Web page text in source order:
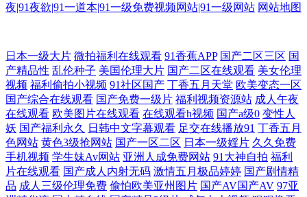
夜|91夜欲|91一道本|91一级免费视频网站|91一级网站 网站地图
女喷水网站 а天堂 日韩AV首 欧美性爱综合楼 美女黄18以下禁止 国产电视
剧免费观看网全集 97视频新免费 亚洲喷潮在线观看 日韩亚洲制服丝袜 免
费国产之a视频 国产影视在线观看视频 成人日韩欧美 最新国产福利在线观
看 午夜不卡片免费视频 区视频在线 狼友社91 国产精品66在 91字慕网 星
日本一级大片 微拍福利在线观看 91香蕉APP 国产二区三区 国
产精品性 乱伦种子 美国伦理大片 国产二区在线观看 美女伦理
视频 福利偷拍小视频 91社区国产 丁香五月天堂 欧美变态一区
国产综合在线观看 国产免费一级片 福利视频资源站 成人午夜
在线观看 欧美图片在线观看 在线观看h视频 国产a级0 变性人
妖 国产福利永久 日韩中文字幕观看 足交在线播放91 丁香五月
色网站 黄色3级抢网站 国产一区二区 日本一级婬片 久久免费
手机视频 学生妹Av网站 亚洲人成免费网站 91大神自拍 福利
片在线观看 国产成人内射无码 激情五月极品婷婷 国产剧情精
品 成人三级伦理免费 偷怕欧美亚州图片 国产AV国产AV 97亚